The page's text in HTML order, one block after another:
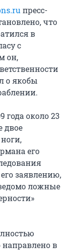
пресс-
что
в
с
он,
о якобы
года около 23
двое
его
заявлению,
ложные
направлено в